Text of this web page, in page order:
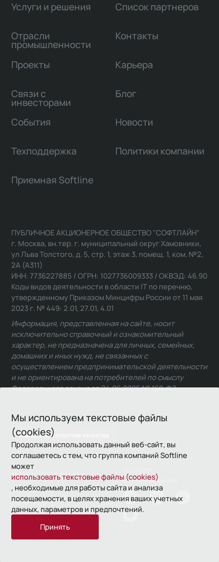
Мы используем текстовые файлы
(cookies)
Продолжая использовать данный веб-сайт, вы
соглашаетесь с тем, что группа компаний Softline
может
использовать текстовые файлы (cookies)
, необходимые для работы сайта и анализа
посещаемости, в целях хранения ваших учетных
данных, параметров и предпочтений.
Принять
Услуги и решения
Отрасли
промышленности
Проекты
Связи с
инвесторами
Список партнеров
Контакты
Карьера
Блог
События Новости
Техподдержка Политики компании
Приемная Softline
Связаться с отделом качества
ПУБЛИЧНОЕ АКЦИОНЕРНОЕ ОБЩЕСТВО "СОФТЛАЙН"
г. Москва, вн.тер. г. муниципальный округ Хамовники,
ул Льва Толстого, д. 5, стр. 1, этаж 3, помещ. 1, ком. №2,
2А (А311)
ИНН: 7736227885 / ОГРН: 1027736009333 / ОКВЭД: 46.90
Коды видов деятельности в области IT по перечню,
утвержденному Приказом Минцифры России от 11 мая
2023 г. № 449: 2.01, 27.01, 4.01
Информация, представленная на сайте, носит
исключительно справочный и ознакомительный
характер, не предназначена для личных, семейных,
домашних и иных нужд, не связанных с
осуществлением предпринимательской деятельности
и не ориентирована на потребителей по смыслу
Федерального закона от 24.06.2025 № 168-ФЗ.
© 1993—2026 Softline
использования
Политика
конфиденциальности